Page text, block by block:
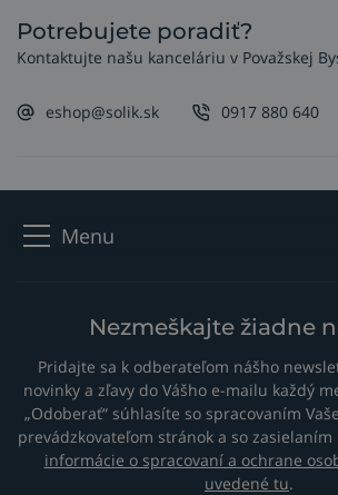
Potrebujete poradiť?
Kontaktujte našu kanceláriu v Považskej
eshop@solik.sk 0917 880 640
Menu
Nezmeškajte žiadne
Pridajte sa k odberateľom nášho
novinky a zľavy do Vášho e-mailu každý
„Odoberať“ súhlasíte so spracovaním
prevádzkovateľom stránok a so
informácie o spracovaní a ochrane
uvedené tu.